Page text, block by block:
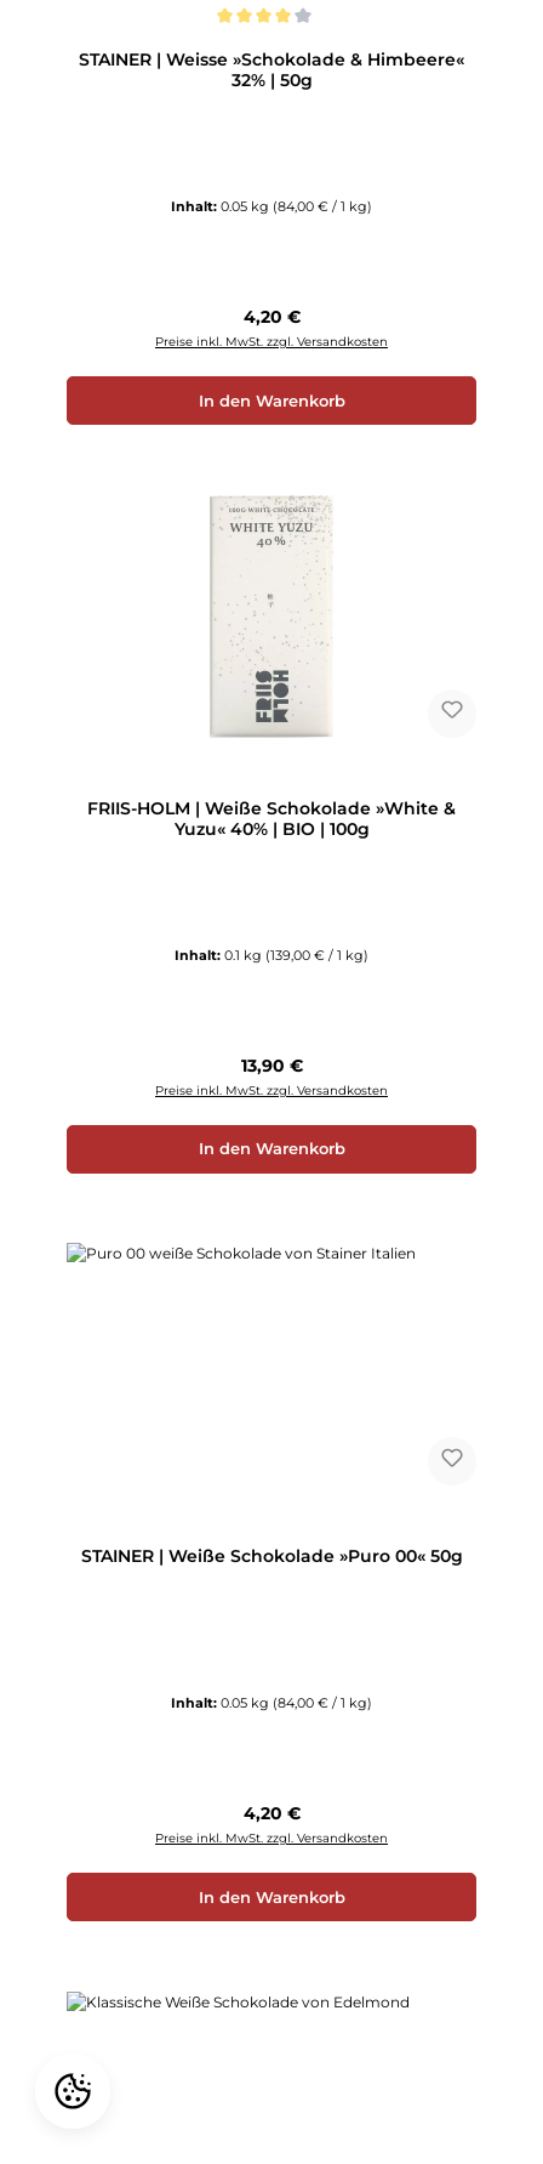
STAINER | Weisse »Schokolade & Himbeere«
32% | 50g
Inhalt: 0.05 kg (84,00 € / 1 kg)
Regulärer Preis:
4,20 €
Preise inkl. MwSt. zzgl. Versandkosten
In den Warenkorb
FRIIS-HOLM | Weiße Schokolade »White &
Yuzu« 40% | BIO | 100g
Inhalt: 0.1 kg (139,00 € / 1 kg)
Regulärer Preis:
13,90 €
Preise inkl. MwSt. zzgl. Versandkosten
In den Warenkorb
STAINER | Weiße Schokolade »Puro 00« 50g
Inhalt: 0.05 kg (84,00 € / 1 kg)
Regulärer Preis:
4,20 €
Preise inkl. MwSt. zzgl. Versandkosten
In den Warenkorb